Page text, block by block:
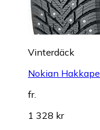
Vinterdäck
Nokian
fr.
1 328 kr